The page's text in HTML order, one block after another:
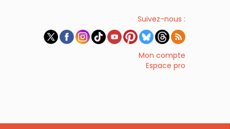
Suivez-nous :
Mon compte
Espace pro